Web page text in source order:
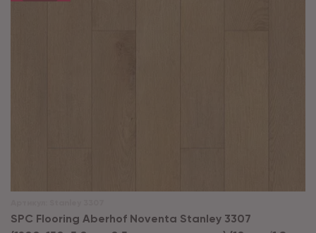
SPC Flooring Aberhof Noventa Stanley 3307